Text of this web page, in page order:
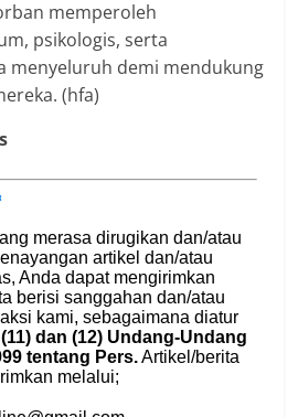
memperoleh
psikologis, serta
menyeluruh demi mendukung
(hfa)